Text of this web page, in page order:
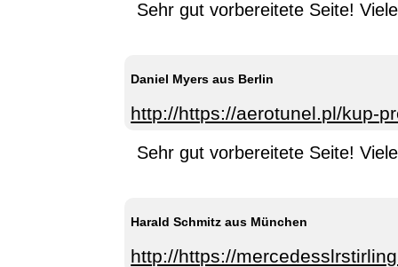
Sehr gut vorbereitete Seite!
Daniel Myers aus Berlin
http://https://aerotunel.pl/kup-
Sehr gut vorbereitete Seite!
Harald Schmitz aus München
http://https://